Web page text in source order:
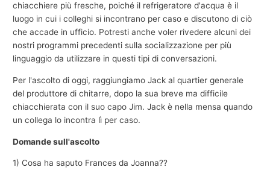
chiacchiere più fresche, poiché il refrigeratore d'acqua è il
luogo in cui i colleghi si incontrano per caso e discutono di ciò
che accade in ufficio. Potresti anche voler rivedere alcuni dei
nostri programmi precedenti sulla socializzazione per più
linguaggio da utilizzare in questi tipi di conversazioni.
Per l'ascolto di oggi, raggiungiamo Jack al quartier generale
del produttore di chitarre, dopo la sua breve ma difficile
chiacchierata con il suo capo Jim. Jack è nella mensa quando
un collega lo incontra lì per caso.
Domande sull'ascolto
1) Cosa ha saputo Frances da Joanna??